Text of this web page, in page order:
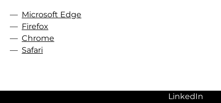
Microsoft Edge
Firefox
Chrome
Safari
LinkedIn